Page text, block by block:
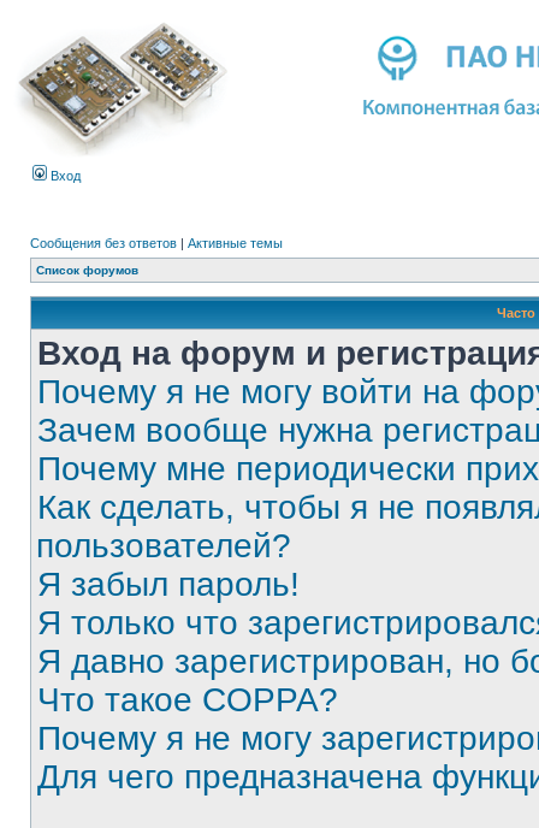
Вход
Сообщения без ответов | Активные темы
Список форумов
Вход на форум и
Почему я не могу войти на
Зачем вообще нужна
Почему мне периодически
Как сделать, чтобы я не
пользователей?
Я забыл пароль!
Я только что
Я давно зарегистрирован, но
Что такое COPPA?
Почему я не могу
Для чего предназначена